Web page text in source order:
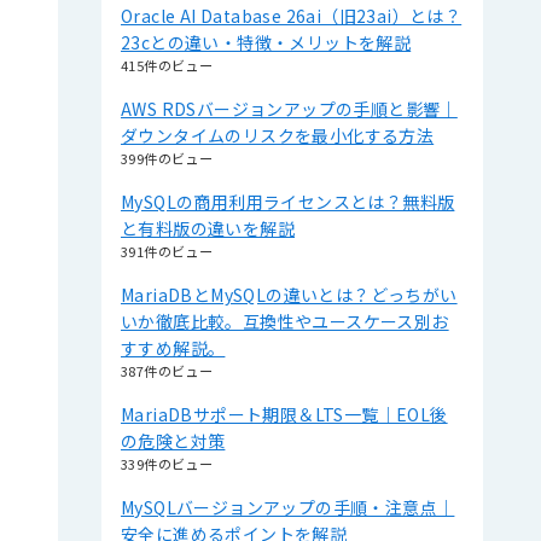
Oracle AI Database 26ai（旧23ai）とは？
23cとの違い・特徴・メリットを解説
415件のビュー
AWS RDSバージョンアップの手順と影響｜
ダウンタイムのリスクを最小化する方法
399件のビュー
MySQLの商用利用ライセンスとは？無料版
と有料版の違いを解説
391件のビュー
MariaDBとMySQLの違いとは？どっちがい
いか徹底比較。互換性やユースケース別お
すすめ解説。
387件のビュー
MariaDBサポート期限＆LTS一覧｜EOL後
の危険と対策
339件のビュー
MySQLバージョンアップの手順・注意点｜
安全に進めるポイントを解説